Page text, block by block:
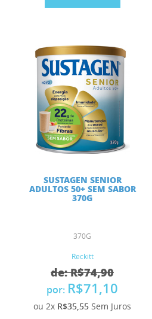
SUSTAGEN SENIOR
ADULTOS 50+ SEM SABOR
370G
370G
Reckitt
de: R$74,90
por: R$71,10
ou 2x R$35,55 Sem Juros